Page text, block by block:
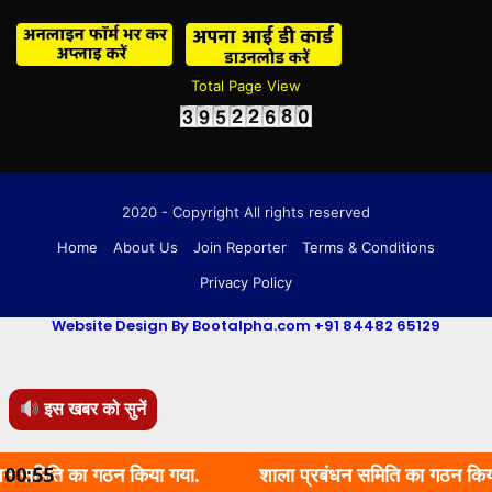
इस खबर को सुनें
Total Page View
2020 - Copyright All rights reserved
Home
About Us Join Reporter
Terms & Conditions
Privacy Policy
Website Design By Bootalpha.com +91 84482 65129
गठन किया गया. शाला प्रबंधन समिति का गठन किया गया.
00:55